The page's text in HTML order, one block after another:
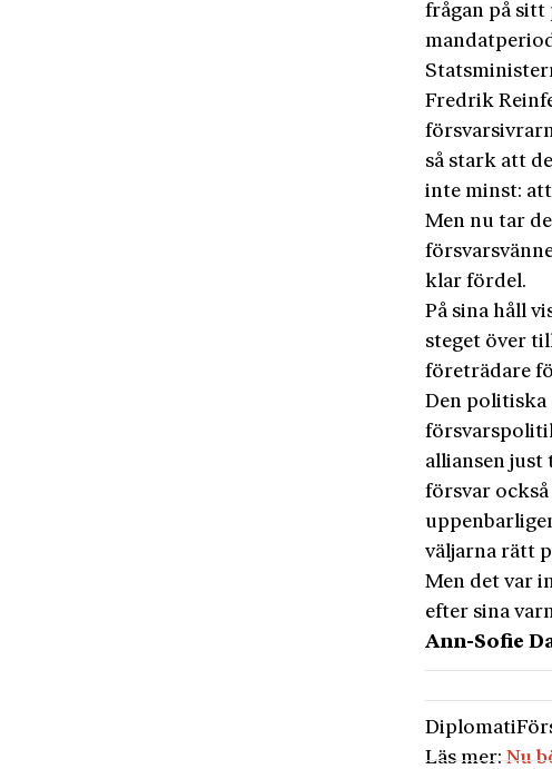
frågan på sitt
Fredrik
så stark att
inte minst:
Men nu tar
klar fördel.
På sina håll
steget över
företrädare
Den politiska
alliansen
försvar
väljarna rätt
Men det var
efter sina
Ann-Sofie
Diplomati
Läs mer:Nu